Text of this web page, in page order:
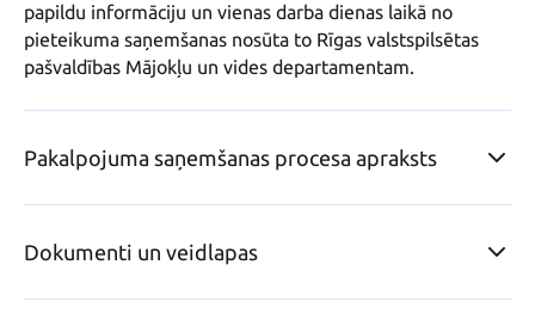
papildu informāciju un vienas darba dienas laikā no
pieteikuma saņemšanas nosūta to Rīgas valstspilsētas
pašvaldības Mājokļu un vides departamentam.
Pakalpojuma saņemšanas procesa apraksts
Dokumenti un veidlapas